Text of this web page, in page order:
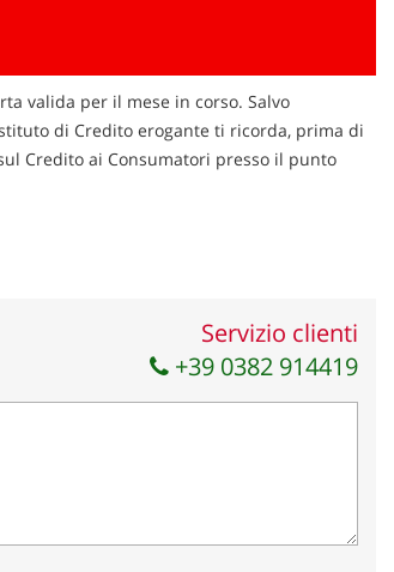
valida per il mese in corso. Salvo
di Credito erogante ti ricorda, prima di
Credito ai Consumatori presso il punto
Servizio clienti
+39 0382 914419